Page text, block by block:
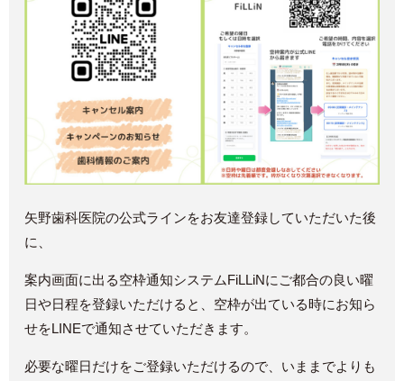
矢野歯科医院の公式ラインをお友達登録していただいた後
に、
案内画面に出る空枠通知システムFiLLiNにご都合の良い曜
日や日程を登録いただけると、空枠が出ている時にお知ら
せをLINEで通知させていただきます。
必要な曜日だけをご登録いただけるので、いままでよりも